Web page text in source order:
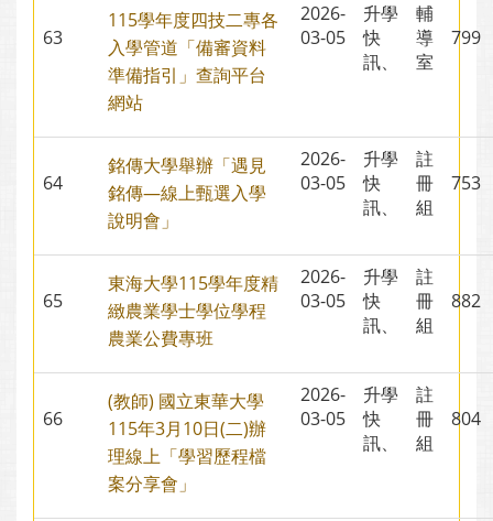
63
115學年度四技二專各
入學管道「備審資料
準備指引」查詢平台
網站
2026-
03-05
升學
快
訊、
輔
導
室
64
銘傳大學舉辦「遇見
銘傳—線上甄選入學
說明會」
2026-
03-05
升學
快
訊、
註
冊
組
65
東海大學115學年度精
緻農業學士學位學程
農業公費專班
2026-
03-05
升學
快
訊、
註
冊
組
66
(教師) 國立東華大學
115年3月10日(二)辦
理線上「學習歷程檔
案分享會」
2026-
03-05
升學
快
訊、
註
冊
組